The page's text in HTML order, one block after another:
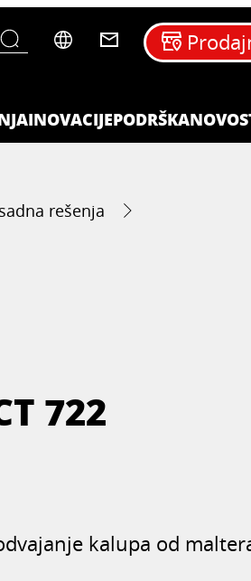
INOVACIJEPODRŠKA
rešenja
722
kalupa od